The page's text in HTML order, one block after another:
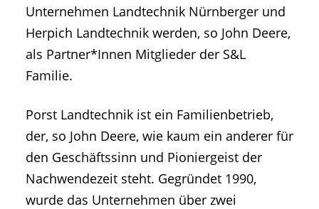
Unternehmen Landtechnik Nürnberger und
Herpich Landtechnik werden, so John Deere,
als Partner*Innen Mitglieder der S&L
Familie.
Porst Landtechnik ist ein Familienbetrieb,
der, so John Deere, wie kaum ein anderer für
den Geschäftssinn und Pioniergeist der
Nachwendezeit steht. Gegründet 1990,
wurde das Unternehmen über zwei